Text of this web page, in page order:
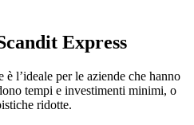
Express
l’ideale per le aziende che hanno
tempi e investimenti minimi, o
ridotte.